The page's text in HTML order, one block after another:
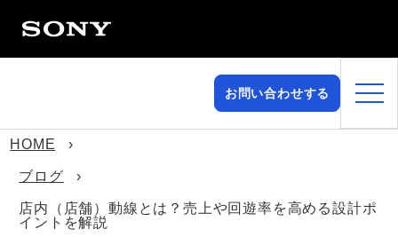
お問い合わせする
HOME
ブログ
店内（店舗）動線とは？売上や回遊率を高める設計ポ
イントを解説